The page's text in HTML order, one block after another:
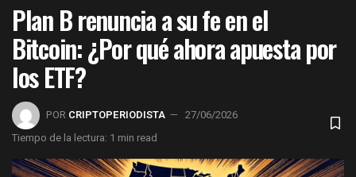
Plan B renuncia a su fe en el
Bitcoin: ¿Por qué ahora apuesta por
los ETF?
POR CRIPTOPERIODISTA
27/06/2026
Tiempo de la lectura: 1 min read